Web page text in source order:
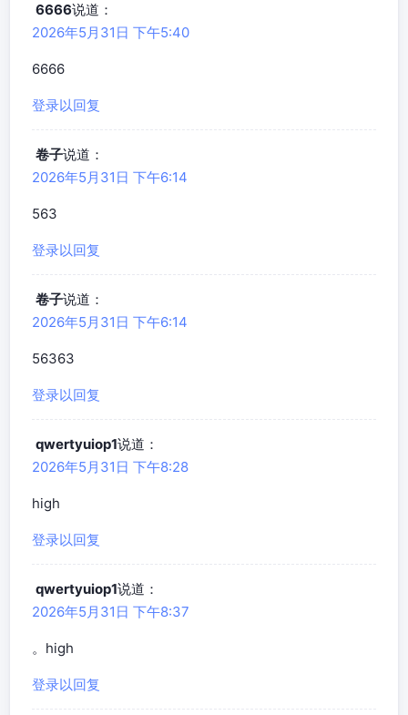
6666说道：
2026年5月31日 下午5:40
6666
登录以回复
卷子说道：
2026年5月31日 下午6:14
563
登录以回复
卷子说道：
2026年5月31日 下午6:14
56363
登录以回复
qwertyuiop1说道：
2026年5月31日 下午8:28
high
登录以回复
qwertyuiop1说道：
2026年5月31日 下午8:37
。high
登录以回复